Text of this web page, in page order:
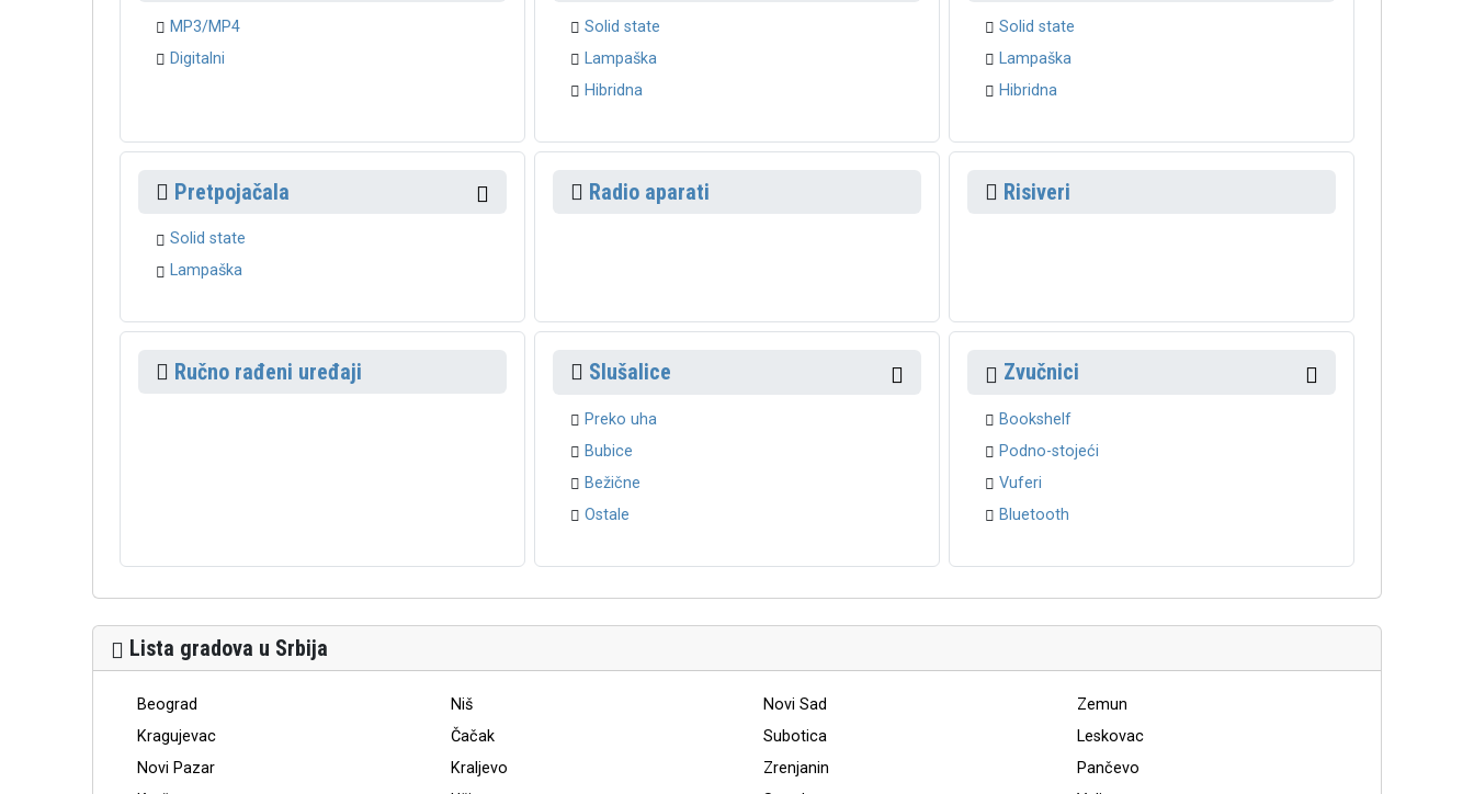
MP3/MP4
Digitalni
Solid state
Lampaška
Hibridna
Solid state
Lampaška
Hibridna
Pretpojačala
Solid state
Lampaška
Radio aparati Risiveri
Ručno rađeni uređaji Slušalice
Preko uha
Bubice
Bežične
Ostale
Zvučnici
Bookshelf
Podno-stojeći
Vuferi
Bluetooth
Lista gradova u Srbija
Beograd Niš Novi Sad
Zemun
Kragujevac
Čačak Subotica
Leskovac
Novi Pazar
Kraljevo Zrenjanin
Pančevo